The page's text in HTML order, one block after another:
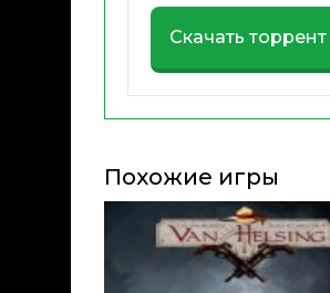
Скачать торрент
Похожие игры